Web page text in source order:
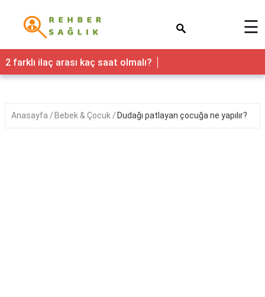
Sağlık
Yaşam
Nedir
☰
2 farklı ilaç arası kaç saat olmalı?
Anasayfa Bebek & Çocuk Dudağı patlayan çocuğa ne yapılır?